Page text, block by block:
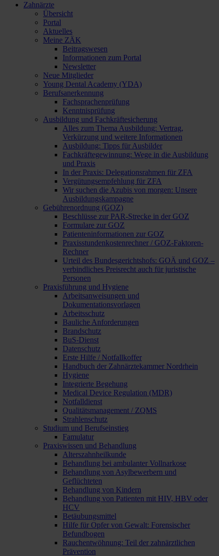
Zahnärzte
Übersicht
Portal
Aktuelles
Meine ZÄK
Beitragswesen
Informationen zum Portal
Newsletter
Neue Mitglieder
Young Dental Academy (YDA)
Berufsanerkennung
Fachsprachenprüfung
Kenntnisprüfung
Ausbildung und Fachkräftesicherung
Alles zum Thema Ausbildung: Vertrag,
Verkürzung und weitere Informationen
Ausbildung: Tipps für Ausbilder
Fachkräftegewinnung: Wege in die Ausbildung
und Praxis
In der Praxis: Delegationsrahmen für ZFA
Vergütungsempfehlung für ZFA
Wir suchen die Azubis von morgen: Unsere
Ausbildungskampagne
Gebührenordnung (GOZ)
Beschlüsse zur PAR-Strecke in der GOZ
Formulare zur GOZ
Patienteninformationen zur GOZ
Praxisstundenkostenrechner / GOZ-Faktoren-
Rechner
Urteil des Bundesgerichtshofs: GOÄ und GOZ –
verbindliches Preisrecht auch für juristische
Personen
Praxisführung und Hygiene
Arbeitsanweisungen und
Dokumentationsvorlagen
Arbeitsschutz
Bauliche Anforderungen
Brandschutz
BuS-Dienst
Datenschutz
Erste Hilfe / Notfallkoffer
Handbuch der Zahnärztekammer Nordrhein
Hygiene
Integrierte Begehung
Medical Device Regulation (MDR)
Notfalldienst
Qualitätsmanagement / ZQMS
Strahlenschutz
Studium und Berufseinstieg
Famulatur
Praxiswissen und Behandlung
Alterszahnheilkunde
Behandlung bei ambulanter Vollnarkose
Behandlung von Asylbewerbern und
Geflüchteten
Behandlung von Kindern
Behandlung von Patienten mit HIV, HBV oder
HCV
Betäubungsmittel
Hilfe für Opfer von Gewalt: Forensischer
Befundbogen
Rauchentwöhnung: Teil der zahnärztlichen
Prävention